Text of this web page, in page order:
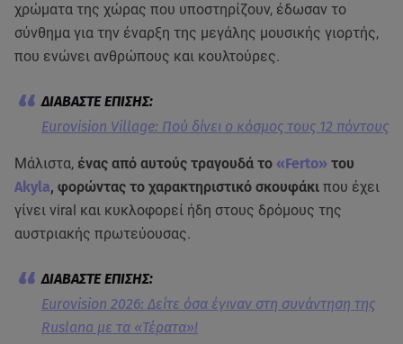
χρώματα της χώρας που υποστηρίζουν, έδωσαν το
σύνθημα για την έναρξη της μεγάλης μουσικής γιορτής,
που ενώνει ανθρώπους και κουλτούρες.
Eurovision Village: Πού δίνει ο κόσμος τους 12 πόντους
Μάλιστα, ένας από αυτούς τραγουδά το «Ferto» του
Akyla, φορώντας το χαρακτηριστικό σκουφάκι που έχει
γίνει viral και κυκλοφορεί ήδη στους δρόμους της
αυστριακής πρωτεύουσας.
Eurovision 2026: Δείτε όσα έγιναν στη συνάντηση της
Ruslana με τα «Τέρατα»!